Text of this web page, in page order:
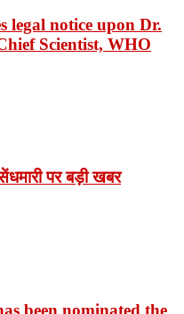
legal notice upon Dr.
Scientist, WHO
पर बड़ी खबर